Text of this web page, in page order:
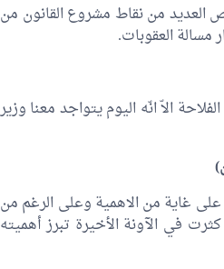
من نقاط مشروع القانون من
مسالة العقوبات.
الاّ انّه اليوم يتواجد معنا وزير
غاية من الاهمية وعلى الرغم من
في الآونة الأخيرة تبرز أهميته